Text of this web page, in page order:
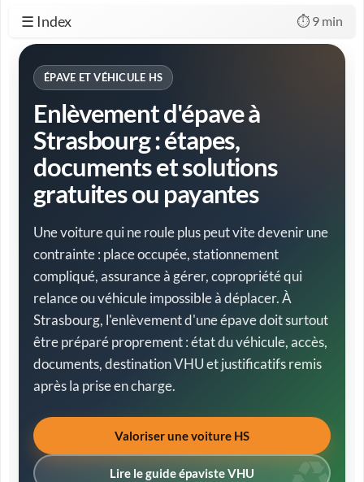
☰ Index ⏱️ 9 min
ÉPAVE ET VÉHICULE HS
Enlèvement d'épave à
Strasbourg : étapes,
documents et solutions
gratuites ou payantes
Une voiture qui ne roule plus peut vite devenir une
contrainte : place occupée, stationnement
compliqué, assurance à gérer, copropriété qui
relance ou véhicule impossible à déplacer. À
Strasbourg, l'enlèvement d'une épave doit surtout
être préparé proprement : état du véhicule, accès,
documents, destination VHU et justificatifs remis
après la prise en charge.
Valoriser une voiture HS
Lire le guide épaviste VHU